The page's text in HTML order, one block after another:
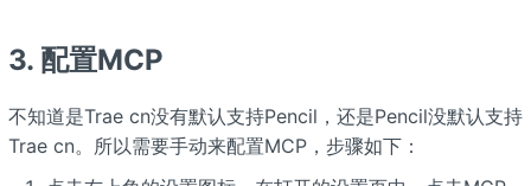
3. 配置MCP
不知道是Trae cn没有默认支持Pencil，还是Pencil没默认支持
Trae cn。所以需要手动来配置MCP，步骤如下：